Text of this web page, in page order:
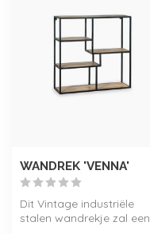
WANDREK 'VENNA'
Dit Vintage industriële
stalen wandrekje zal een